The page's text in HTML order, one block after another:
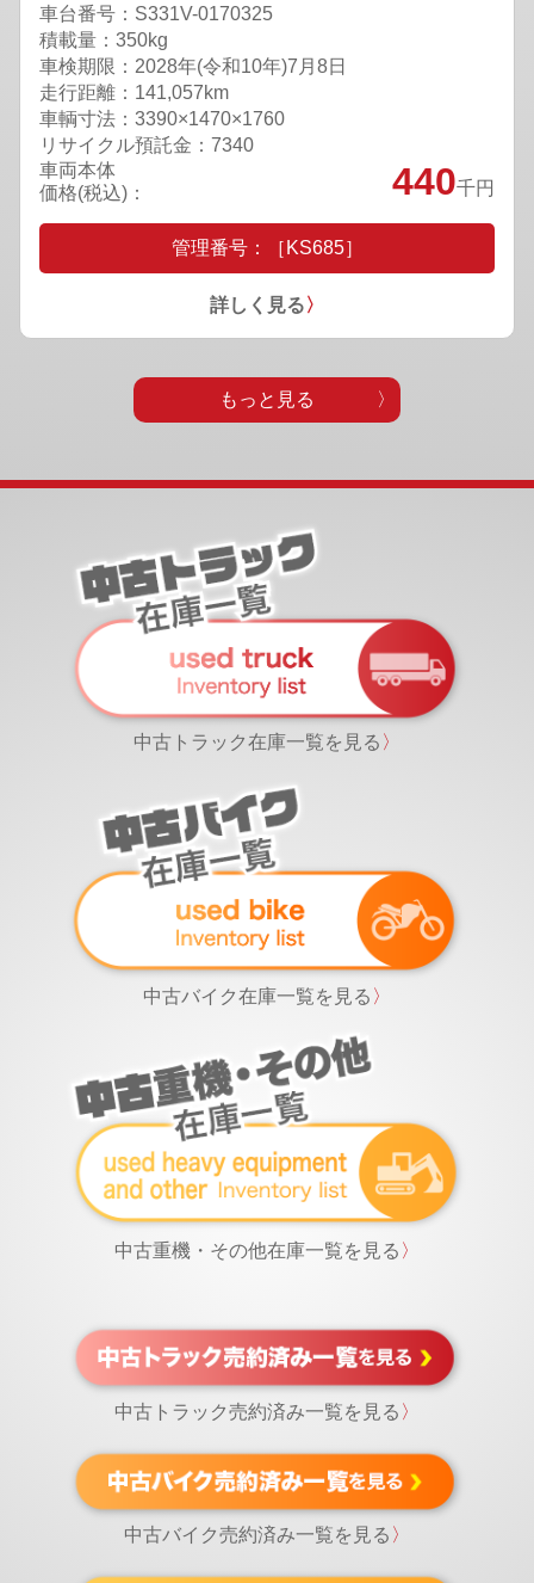
車台番号：S331V-0170325
積載量：350kg
車検期限： 2028年(令和10年)7月8日
走行距離：141,057km
車輌寸法：3390×1470×1760
リサイクル預託金：7340
車両本体
価格(税込)：
440千円
管理番号：［KS685］
詳しく見る〉
もっと見る
中古トラック在庫一覧を見る 〉
中古バイク在庫一覧を見る 〉
中古重機・その他在庫一覧を見る 〉
中古トラック売約済み一覧を見る 〉
中古バイク売約済み一覧を見る 〉